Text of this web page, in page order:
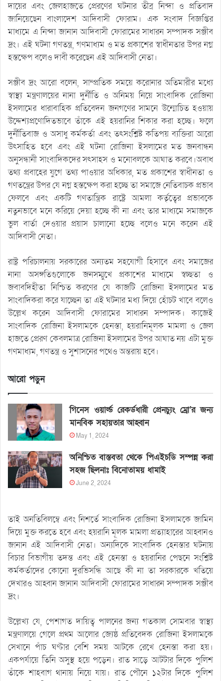
দায়ের এবং জেলহাজতে প্রেরণের ঘটনার তীব্র নিন্দা ও প্রতিবাদ
জানিয়েছেন বাংলাদেশ আদিবাসী ফোরাম। এক সংবাদ বিজ্ঞপ্তির
মাধ্যমে এ নিন্দা জানান আদিবাসী ফোরামের সাধারন সম্পাদক সঞ্জীব
দ্রং। এই ঘটনা গণতন্ত্র, গণমাধ্যম ও মত প্রকাশের স্বাধীনতার উপর নগ্ন
হস্তক্ষেপ বলেও দাবী করেছেন এই আদিবাসী নেতা।
সঞ্জীব দ্রং আরো বলেন, সাম্প্রতিক সময়ে করোনার অতিমারীর মধ্যে
স্বাস্থ্য মন্ত্রণালয়ের নানা দুর্নীতি ও অনিময় নিয়ে সাংবাদিক রোজিনা
ইসলামের ধারাবাহিক প্রতিবেদন জনগণের সামনে উন্মোচিত হওয়ায়
উদ্দেশ্যপ্রণোদিতভাবে তাঁকে এই হয়রানির শিকার করা হচ্ছে। ফলে
দুর্নীতিবাজ ও অসাধু কর্মকর্তা এবং তৎসংশ্লিষ্ট কতিপয় ব্যক্তিরা আরো
উৎসাহিত হবে এবং এই ঘটনা রোজিনা ইসলামের মত জনবান্ধন
অনুসন্ধানী সাংবাদিকদের সৎসাহস ও মনোবলকে আঘাত করবে।অবাধ
তথ্য প্রবাহের যুগে তথ্য পাওয়ার অধিকার, মত প্রকাশের স্বাধীনতা ও
গণতন্ত্রের উপর যে নগ্ন হস্তক্ষেপ করা হচ্ছে তা সমাজে নেতিবাচক প্রভাব
ফেলবে এবং একটি গণতান্ত্রিক রাষ্ট্রে আমলা কর্তৃত্বের প্রভাবকে
নতুনভাবে মনে করিয়ে দেয়া হচ্ছে কী না এবং তার মাধ্যমে সমাজকে
ভুল বার্তা দেওয়ার প্রয়াস চালানো হচ্ছে বলেও মনে করেন এই
আদিবাসী নেতা।
রাষ্ট্র পরিচালনায় সরকারের অন্যতম সহযোগী হিসাবে এবং সমাজের
নানা অসঙ্গতিগুলোকে জনসম্মুখে প্রকাশের মাধ্যমে স্বচ্ছতা ও
জবাবদিহীতা নিশ্চিত করণের যে কাজটি রোজিনা ইসলামের মত
সাংবাদিকরা করে যাচ্ছেন তা এই ঘটনার মধ্য দিয়ে হোঁচট খাবে বলেও
উল্লেখ করেন আদিবাসী ফোরামের সাধারন সম্পাদক। কাজেই
সাংবাদিক রোজিনা ইসলামকে হেনস্তা, হয়রানিমূলক মামলা ও জেল
হাজতে প্রেরণ কেবলমাত্র রোজিনা ইসলামের উপর আঘাত নয় এটা মুক্ত
গণমাধ্যম, গণতন্ত্র ও সুশাসনের পথেও অন্তরায় হবে।
আরো পড়ুন
গিনেস ওয়ার্ল্ড রেকর্ডধারী প্রেনচ্যুং ম্রো’র জন্য
মানবিক সহায়তার আহ্বান
May 1, 2024
অনিশ্চিত বাস্তবতা থেকে পিএইচডি সম্পন্ন করা
সহজ ছিলনাঃ বিনোতাময় ধামাই
June 2, 2024
তাই অনতিবিলম্বে এবং নিশর্তে সাংবাদিক রোজিনা ইসলামকে জামিন
দিয়ে মুক্ত করতে হবে এবং হয়রানি মূলক মামলা প্রত্যাহারের আহ্বানও
জানান এই আদিবাসী নেতা। অন্যদিকে সাংবাদিক হেনস্তার ঘটনায়
বিচার বিভাগীয় তদন্ত এবং এই হেনস্তা ও হয়রানির পেছনে সংশ্লিষ্ট
কর্মকর্তাদের কোনো দুরভিসন্ধি আছে কী না তা সরকারকে খতিয়ে
দেখারও আহ্বান জানান আদিবাসী ফোরামের সাধারন সম্পাদক সঞ্জীব
দ্রং।
উল্লেখ্য যে, পেশাগত দায়িত্ব পালনের জন্য গতকাল সোমবার স্বাস্থ্য
মন্ত্রণালয়ে গেলে প্রথম আলোর জ্যেষ্ঠ প্রতিবেদক রোজিনা ইসলামকে
সেখানে পাঁচ ঘণ্টার বেশি সময় আটকে রেখে হেনস্তা করা হয়।
একপর্যায়ে তিনি অসুস্থ হয়ে পড়েন। রাত সাড়ে আটটার দিকে পুলিশ
তাঁকে শাহবাগ থানায় নিয়ে যায়। রাত পৌনে ১২টার দিকে পুলিশ